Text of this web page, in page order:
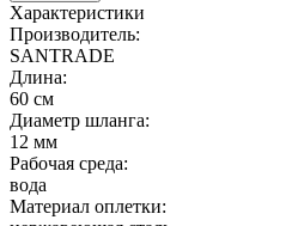
Характеристики
Производитель:
SANTRADE
Длина:
60 см
Диаметр шланга:
12 мм
Рабочая среда:
вода
Материал оплетки: